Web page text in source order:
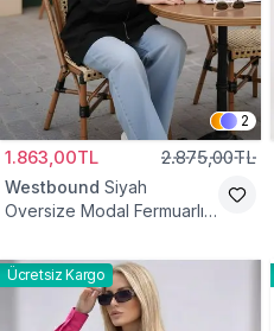
2
1.863,00TL 2.875,00TL
Westbound Siyah
Oversize Modal Fermuarlı
Ücretsiz Kargo